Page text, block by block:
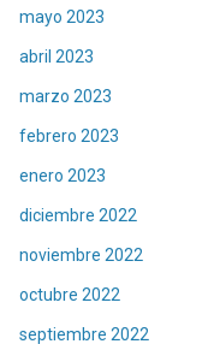
mayo 2023
abril 2023
marzo 2023
febrero 2023
enero 2023
diciembre 2022
noviembre 2022
octubre 2022
septiembre 2022